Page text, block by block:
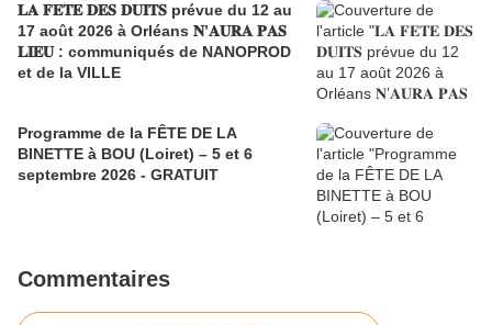
𝐋𝐀 𝐅𝐄𝐓𝐄 𝐃𝐄𝐒 𝐃𝐔𝐈𝐓𝐒 prévue du 12 au
17 août 2026 à Orléans 𝐍’𝐀𝐔𝐑𝐀 𝐏𝐀𝐒
𝐋𝐈𝐄𝐔 : communiqués de NANOPROD
et de la VILLE
Programme de la FÊTE DE LA
BINETTE à BOU (Loiret) – 5 et 6
septembre 2026 - GRATUIT
Commentaires